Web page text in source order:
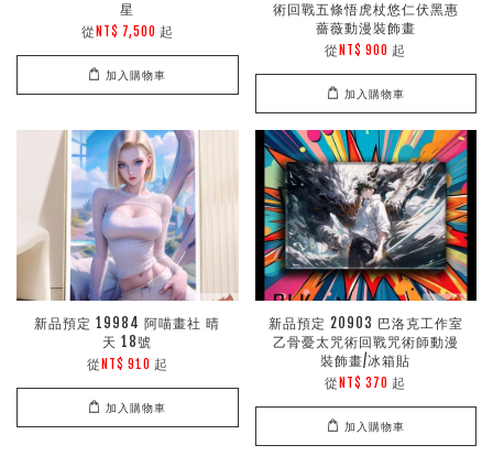
星
從 NT$ 7,500 起
加入購物車
術回戰五條悟虎杖悠仁伏黑惠
薔薇動漫裝飾畫
從 NT$ 900 起
加入購物車
新品預定 19984 阿喵畫社 晴
天 18號
從 NT$ 910 起
加入購物車
新品預定 20903 巴洛克工作室
乙骨憂太咒術回戰咒術師動漫
裝飾畫/冰箱貼
從 NT$ 370 起
加入購物車